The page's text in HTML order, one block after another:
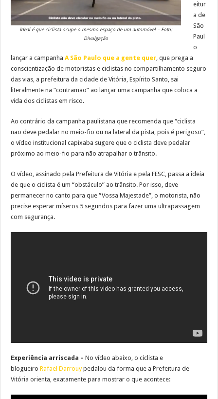
Ideal é que ciclista ocupe o mesmo espaço de um automóvel – Foto:
Divulgação
eitur
a de
São
Paul
o
lançar a campanhaA São Paulo que a gente quer, que prega a
conscientização de motoristas e ciclistas no compartilhamento seguro
das vias, a prefeitura da cidade de Vitória, Espírito Santo, sai
literalmente na “contramão” ao lançar uma campanha que coloca a
vida dos ciclistas em risco.
Ao contrário da campanha paulistana que recomenda que “ciclista
não deve pedalar no meio-fio ou na lateral da pista, pois é perigoso”,
o vídeo institucional capixaba sugere que o ciclista deve pedalar
próximo ao meio-fio para não atrapalhar o trânsito.
O vídeo, assinado pela Prefeitura de Vitória e pela FESC, passa a ideia
de que o ciclista é um “obstáculo” ao trânsito. Por isso, deve
permanecer no canto para que “Vossa Majestade”, o motorista, não
precise esperar míseros 5 segundos para fazer uma ultrapassagem
com segurança.
Experiência arriscada –No vídeo abaixo, o ciclista e
blogueiroRafael Darrouypedalou da forma que a Prefeitura de
Vitória orienta, exatamente para mostrar o que acontece: